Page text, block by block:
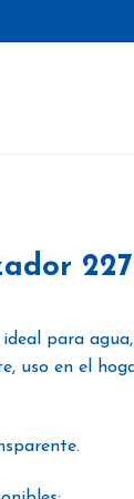
227
para
uso en el